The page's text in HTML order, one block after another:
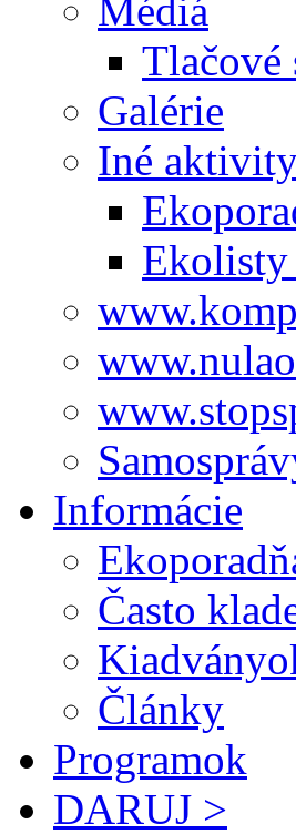
Médiá
Tlačové
Galérie
Iné
Ekolisty
Informácie
Často
Články
Programok
DARUJ >